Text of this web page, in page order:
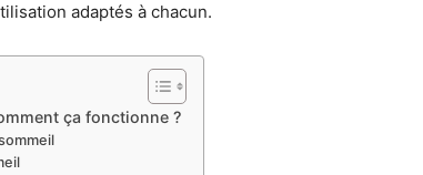
adaptés à chacun.
ça fonctionne ?